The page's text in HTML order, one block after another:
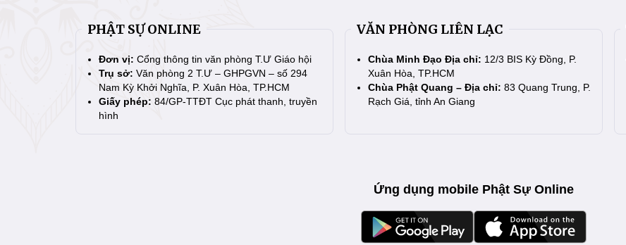
PHẬT SỰ ONLINE
Đơn vị: Cổng thông tin văn phòng T.Ư Giáo hội
Trụ sở: Văn phòng 2 T.Ư – GHPGVN – số 294
Nam Kỳ Khởi Nghĩa, P. Xuân Hòa, TP.HCM
Giấy phép: 84/GP-TTĐT Cục phát thanh, truyền
hình
VĂN PHÒNG LIÊN LẠC
Chùa Minh Đạo Địa chỉ: 12/3 BIS Kỳ Đồng, P.
Xuân Hòa, TP.HCM
Chùa Phật Quang – Địa chỉ: 83 Quang Trung, P.
Rạch Giá, tỉnh An Giang
Ứng dụng mobile Phật Sự Online